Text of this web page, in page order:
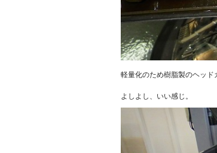
軽量化のため樹脂製のヘッド
よしよし、いい感じ。